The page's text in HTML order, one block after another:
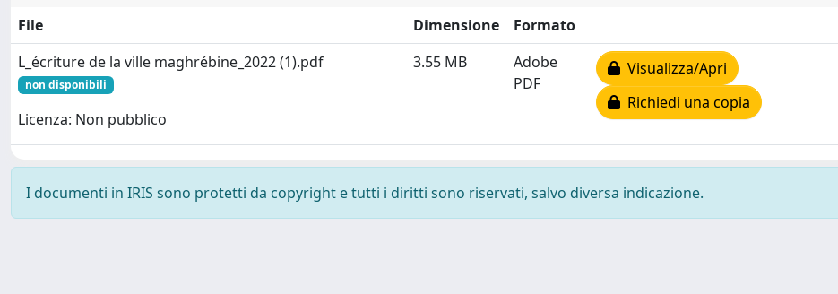
File
Dimensione
Formato
L_écriture de la ville maghrébine_2022 (1).pdf
non disponibili
Licenza: Non pubblico
3.55 MB
Adobe
PDF
Visualizza/Apri
Richiedi una copia
I documenti in IRIS sono protetti da copyright e tutti i diritti sono riservati, salvo diversa indicazione.